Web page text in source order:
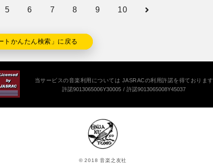
5 6 7 8 9 10
トかんたん検索」に戻る
当サービスの音楽利用については JASRACの利用許諾を得ております
許諾9013065006Y30005
許諾9013065008Y45037
© 2018 音楽之友社